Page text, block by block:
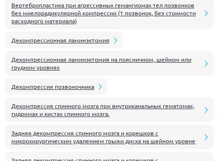
Вертебропластика при агрессивных гемангиомах тел позвонков
без миелорадикулярной компрессии (1 позвонок, без стоимости
расходного материала)
Декомпрессионная ламинэктомия
Декомпрессионная ламинэктомия на поясничном, шейном или
грудном уровнях
Декомпрессия позвоночника
Декомпрессия спинного мозга при внутриканальных гематомах,
гидромах и кистах спинного мозга.
Задняя декомпрессия спинного мозга и корешков с
микрохирургическим удалением грыжи диска на шейном уровне